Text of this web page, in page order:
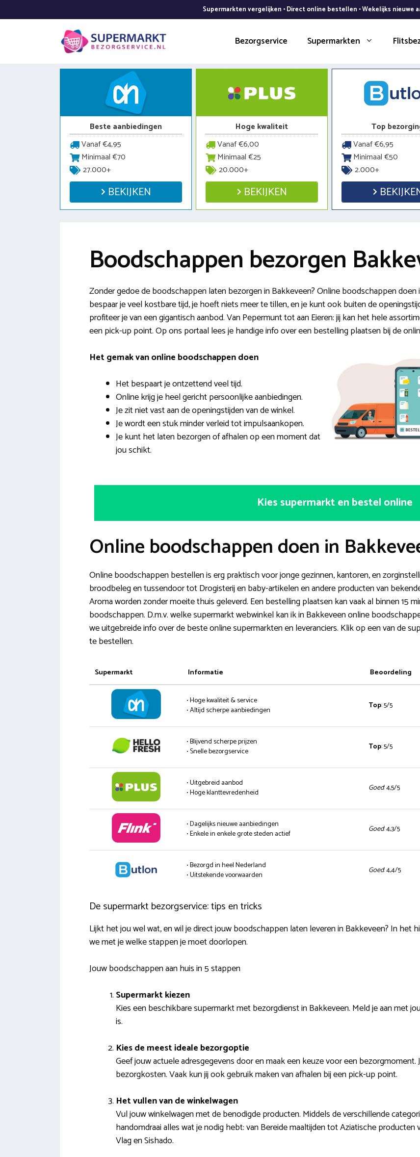
naar
Supermarkten vergelijken • Direct online bestellen • Wekelijks nieuwe
Bezorgservice Supermarkten
Beste aanbiedingen
Vanaf €4,95
Minimaal €70
27.000+
BEKIJKEN
Hoge kwaliteit
Vanaf €6,00
Minimaal €25
20.000+
BEKIJKEN
Top
Vanaf €6,95
Minimaal €50
2.000+
Boodschappen bezorgen
Zonder gedoe de boodschappen laten bezorgen in Bakkeveen? Online boodschappen
bespaar je veel kostbare tijd, je hoeft niets meer te tillen, en je kunt ook buiten de
profiteer je van een gigantisch aanbod. Van Pepermunt tot aan Eieren: jij kan het hele
een pick-up point. Op ons portaal lees je handige info over een bestelling plaatsen bij de
Het gemak van online boodschappen doen
Het bespaart je ontzettend veel tijd.
Online krijg je heel gericht persoonlijke aanbiedingen.
Je zit niet vast aan de openingstijden van de winkel.
Je wordt een stuk minder verleid tot impulsaankopen.
Je kunt het laten bezorgen of afhalen op een moment dat
jou schikt.
Kies supermarkt en bestel online
Online boodschappen doen in
Online boodschappen bestellen is erg praktisch voor jonge gezinnen, kantoren, en
broodbeleg en tussendoor tot Drogisterij en baby-artikelen en andere producten van
Aroma worden zonder moeite thuis geleverd. Een bestelling plaatsen kan vaak al binnen 15
boodschappen. D.m.v. welke supermarkt webwinkel kan ik in Bakkeveen online
we uitgebreide info over de beste online supermarkten en leveranciers. Klik op een van de
te bestellen.
Supermarkt Informatie Beoordeling
• Hoge kwaliteit & service
• Altijd scherpe aanbiedingen
Top: 5/5
• Blijvend scherpe prijzen
• Snelle bezorgservice
Top: 5/5
• Uitgebreid aanbod
• Hoge klanttevredenheid
Goed: 4,5/5
• Dagelijks nieuwe aanbiedingen
• Enkele in enkele grote steden actief
Goed: 4,3/5
• Bezorgd in heel Nederland
• Uitstekende voorwaarden
Goed: 4,4/5
De supermarkt bezorgservice: tips en tricks
Lijkt het jou wel wat, en wil je direct jouw boodschappen laten leveren in Bakkeveen? In het
we met je welke stappen je moet doorlopen.
Jouw boodschappen aan huis in 5 stappen
Supermarkt kiezen
Kies een beschikbare supermarkt met bezorgdienst in Bakkeveen. Meld je aan met
is.
Kies de meest ideale bezorgoptie
Geef jouw actuele adresgegevens door en maak een keuze voor een bezorgmoment.
bezorgkosten. Vaak kun jij ook gebruik maken van afhalen bij een pick-up point.
Het vullen van de winkelwagen
Vul jouw winkelwagen met de benodigde producten. Middels de verschillende
handomdraai alles wat je nodig hebt: van Bereide maaltijden tot Aziatische
Vlag en Sishado.